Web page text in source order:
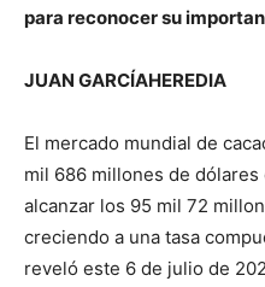
para reconocer su
JUAN GARCÍAHEREDIA
El mercado mundial de
mil 686 millones de
alcanzar los 95 mil 72
creciendo a una tasa
reveló este 6 de julio de